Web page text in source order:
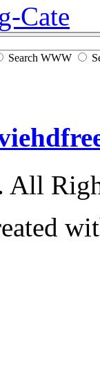
Cate
Search WWW